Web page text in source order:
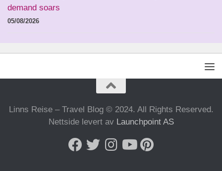
demand soars
05/08/2026
Linns Reise – Travel Blog © 2024. All Rights Reserved.
Nettside levert av Launchpoint AS